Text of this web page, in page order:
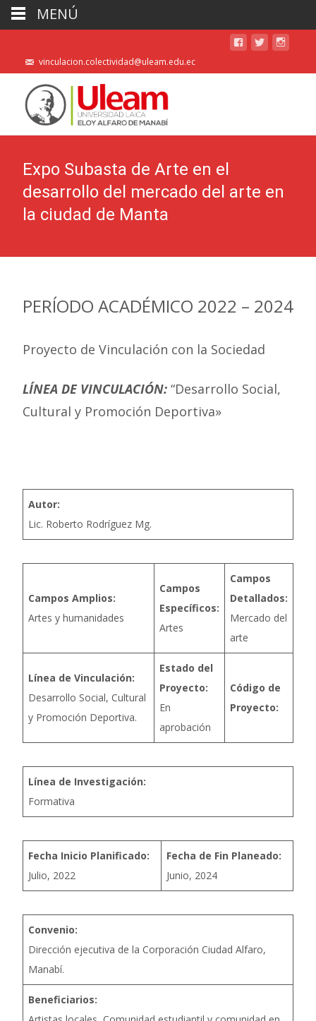
vinculacion.colectividad@uleam.edu.ec
Expo Subasta de Arte en el
desarrollo del mercado del arte en
la ciudad de Manta
PERÍODO ACADÉMICO 2022 – 2024
Proyecto de Vinculación con la Sociedad
LÍNEA DE VINCULACIÓN: “Desarrollo Social,
Cultural y Promoción Deportiva»
Autor:
Lic. Roberto Rodríguez Mg.
Campos Amplios:
Artes y humanidades
Campos
Específicos:
Artes
Campos
Detallados:
Mercado del
arte
Línea de Vinculación:
Desarrollo Social, Cultural
y Promoción Deportiva.
Estado del
Proyecto:
En
aprobación
Código de
Proyecto:
Línea de Investigación:
Formativa
Fecha Inicio Planificado:
Julio, 2022
Fecha de Fin Planeado:
Junio, 2024
Convenio:
Dirección ejecutiva de la Corporación Ciudad Alfaro,
Manabí.
Beneficiarios:
MENÚ